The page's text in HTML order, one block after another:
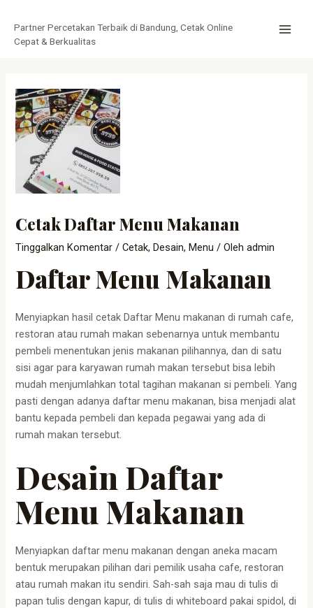
konten
Partner Percetakan Terbaik di Bandung, Cetak Online
Cepat & Berkualitas
Cetak Daftar Menu Makanan
Tinggalkan Komentar /Cetak,Desain,Menu / Olehadmin
Daftar Menu Makanan
Menyiapkan hasil cetak Daftar Menu makanan di rumah cafe,
restoran atau rumah makan sebenarnya untuk membantu
pembeli menentukan jenis makanan pilihannya, dan di satu
sisi agar para karyawan rumah makan tersebut bisa lebih
mudah menjumlahkan total tagihan makanan si pembeli. Yang
pasti dengan adanya daftar menu makanan, bisa menjadi alat
bantu kepada pembeli dan kepada pegawai yang ada di
rumah makan tersebut.
Desain Daftar
Menu Makanan
Menyiapkan daftar menu makanan dengan aneka macam
bentuk merupakan pilihan dari pemilik usaha cafe, restoran
atau rumah makan itu sendiri. Sah-sah saja mau di tulis di
papan tulis dengan kapur, di tulis di whiteboard pakai spidol, di
navigation